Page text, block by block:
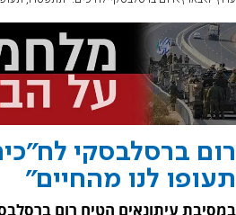
רום ברסלבסקי
תעופו לנו מהחיים"
במסיבת עיתונאים הטיח רום